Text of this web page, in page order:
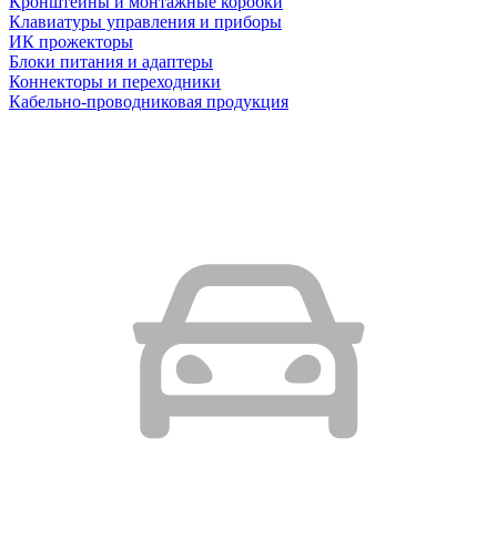
Клавиатуры управления и приборы
ИК прожекторы
Блоки питания и адаптеры
Коннекторы и переходники
Кабельно-проводниковая продукция